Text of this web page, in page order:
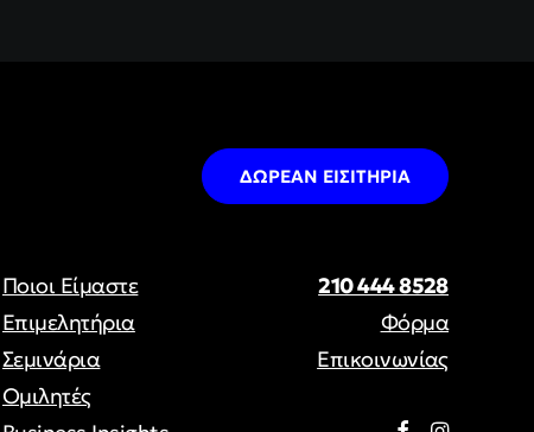
ΔΩΡΕΑΝ ΕΙΣΙΤΗΡΙΑ
Ποιοι Είμαστε
Επιμελητήρια
Σεμινάρια
Ομιλητές
210 444 8528
Φόρμα
Επικοινωνίας